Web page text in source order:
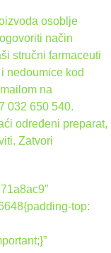
osoblje
način
stručni farmaceuti
nedoumice kod
na
032 650 540.
određeni preparat,
Zatvori
top: